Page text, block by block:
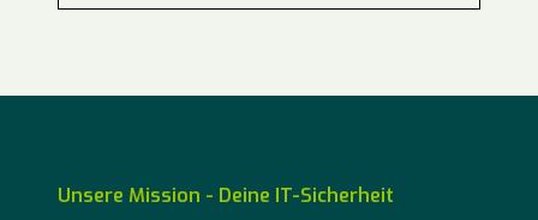
Unsere Mission - Deine IT-Sicherheit